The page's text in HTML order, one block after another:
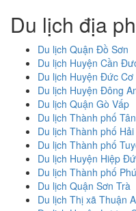
Du lịch địa
Du lịch Quận Đồ Sơn
Du lịch Huyện Cần
Du lịch Huyện Đức Cơ
Du lịch Huyện Đông
Du lịch Quận Gò Vấp
Du lịch Thành phố
Du lịch Thành phố
Du lịch Thành phố
Du lịch Huyện Hiệp
Du lịch Thành phố
Du lịch Quận Sơn Trà
Du lịch Thị xã Thuận